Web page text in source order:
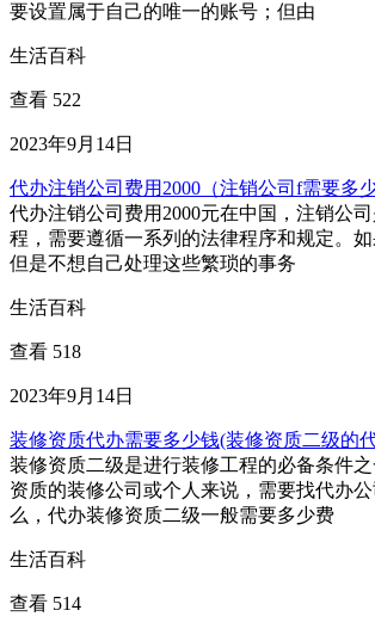
要设置属于自己的唯一的账号；但由
生活百科
查看 522
2023年9月14日
代办注销公司费用2000（注销公司f需要多少
代办注销公司费用2000元在中国，注销公
程，需要遵循一系列的法律程序和规定。如
但是不想自己处理这些繁琐的事务
生活百科
查看 518
2023年9月14日
装修资质代办需要多少钱(装修资质二级的
装修资质二级是进行装修工程的必备条件
资质的装修公司或个人来说，需要找代办
么，代办装修资质二级一般需要多少费
生活百科
查看 514